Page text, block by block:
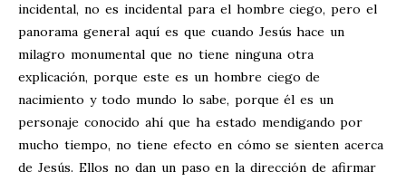
incidental, no es incidental para el hombre ciego, pero el
panorama general aquí es que cuando Jesús hace un
milagro monumental que no tiene ninguna otra
explicación, porque este es un hombre ciego de
nacimiento y todo mundo lo sabe, porque él es un
personaje conocido ahí que ha estado mendigando por
mucho tiempo, no tiene efecto en cómo se sienten acerca
de Jesús. Ellos no dan un paso en la dirección de afirmar